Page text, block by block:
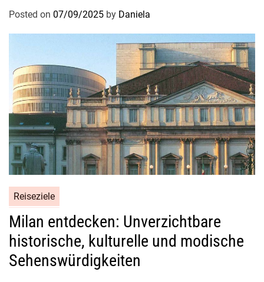
Posted on 07/09/2025 by Daniela
Reiseziele
Milan entdecken: Unverzichtbare
historische, kulturelle und modische
Sehenswürdigkeiten